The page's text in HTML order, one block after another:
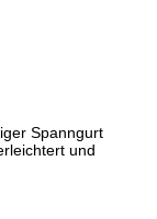
Spanngurt
und